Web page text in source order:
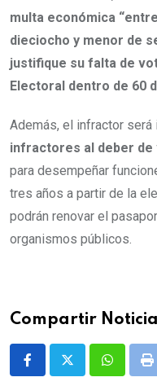
multa económica
dieciocho y menor de
justifique su falta de
Electoral dentro de 60
Además, el infractor será
infractores al deber de
para desempeñar
tres años a partir de la
podrán renovar el
organismos públicos.
Compartir
Whatsapp